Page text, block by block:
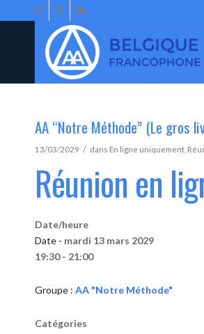
AA “Notre Méthode” (Le gros
13/03/2029 / dans En ligne uniquement
Réunion en
Date/heure
Date - mardi 13 mars 2029
19:30 - 21:00
Groupe : AA "Notre Méthode"
Catégories